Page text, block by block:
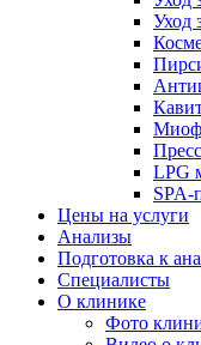
Уход
LPG
SPA-
Цены на услуги
Анализы
Подготовка к
Специалисты
О клинике
Фото